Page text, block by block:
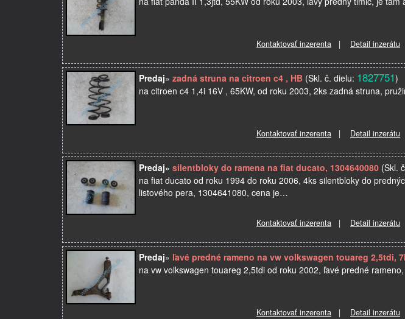
Kontaktovať inzerenta | Detail inzerátu
Predaj» zadná struna na citroen c4 , HB (Skl. č. dielu: 1827751)
na citroen c4 1,4i 16V , 65KW, od roku 2003, 2ks zadná struna,
Kontaktovať inzerenta | Detail inzerátu
Predaj» silentbloky do ramena na fiat ducato, 1304640080 (Skl.
na fiat ducato od roku 1994 do roku 2006, 4ks silentbloky do
listového pera, 1304641080, cena je…
Kontaktovať inzerenta | Detail inzerátu
Predaj» ľavé predné rameno na vw volkswagen touareg 2,5tdi,
na vw volkswagen touareg 2,5tdi od roku 2002, ľavé predné
Kontaktovať inzerenta | Detail inzerátu